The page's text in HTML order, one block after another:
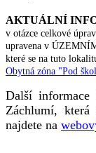
AKTUÁLNÍ
v otázce celkové
upravena v
které se na tuto
Obytná zóna "Pod
Další
Záchlumí,
najdete na